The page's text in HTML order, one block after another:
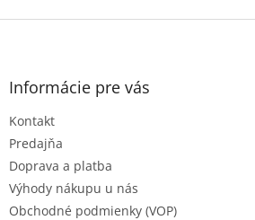
Z
Informácie pre vás
Kontakt
Predajňa
Doprava a platba
Výhody nákupu u nás
Obchodné podmienky (VOP)